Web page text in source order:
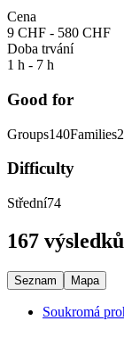
Cena
9 CHF - 580 CHF
Doba trvání
1 h - 7 h
Good for
Groups140Families
Difficulty
Střední74
167
Seznam Mapa
Soukromá